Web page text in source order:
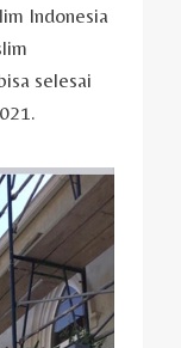
Indonesia
selesai